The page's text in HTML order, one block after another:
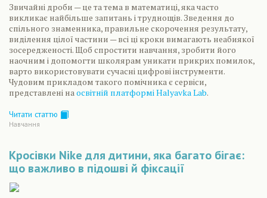
Звичайні дроби — це та тема в математиці, яка часто
викликає найбільше запитань і труднощів. Зведення до
спільного знаменника, правильне скорочення результату,
виділення цілої частини — всі ці кроки вимагають неабиякої
зосередженості. Щоб спростити навчання, зробити його
наочним і допомогти школярам уникати прикрих помилок,
варто використовувати сучасні цифрові інструменти.
Чудовим прикладом такого помічника є сервіси,
представлені на освітній платформі Halyavka Lab.
Читати статтю
Навчання
Кросівки Nike для дитини, яка багато бігає:
що важливо в підошві й фіксації